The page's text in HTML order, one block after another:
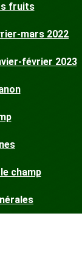
fruits
mars 2022
février 2023
champ